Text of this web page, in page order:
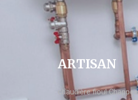
ARTISAN
chaudière fioul